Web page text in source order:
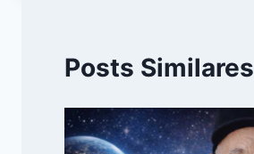
Posts Similares